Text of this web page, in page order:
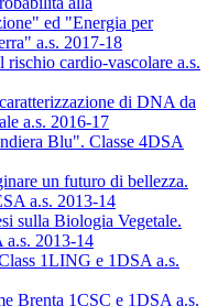
ed "Energia per
a.s. 2017-18
rischio cardio-vascolare a.s.
di DNA da
a.s. 2016-17
Blu". Classe 4DSA
un futuro di bellezza.
a.s. 2013-14
sulla Biologia Vegetale.
a.s. 2013-14
1LING e 1DSA a.s.
Brenta 1CSC e 1DSA a.s.